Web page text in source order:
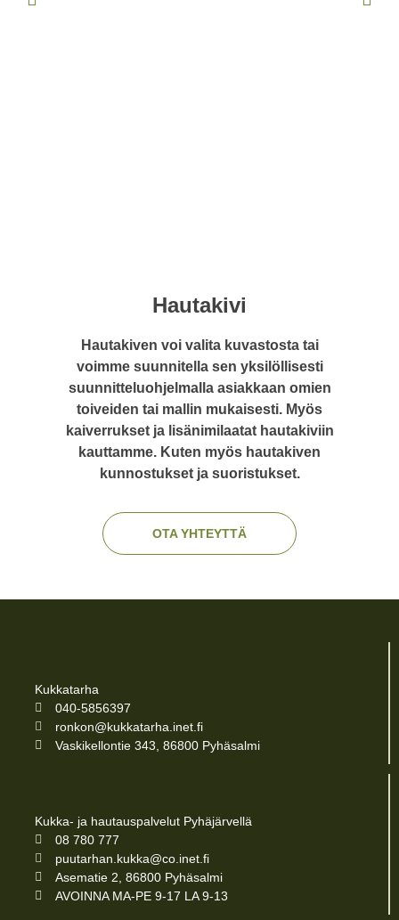
Hautakivi
Hautakiven voi valita kuvastosta tai
voimme suunnitella sen yksilöllisesti
suunnitteluohjelmalla asiakkaan omien
toiveiden tai mallin mukaisesti. Myös
kaiverrukset ja lisänimilaatat hautakiviin
kauttamme. Kuten myös hautakiven
kunnostukset ja suoristukset.
OTA YHTEYTTÄ
Kukkatarha
040-5856397
ronkon@kukkatarha.inet.fi
Vaskikellontie 343, 86800 Pyhäsalmi
Kukka- ja hautauspalvelut Pyhäjärvellä
08 780 777
puutarhan.kukka@co.inet.fi
Asematie 2, 86800 Pyhäsalmi
AVOINNA MA-PE 9-17 LA 9-13